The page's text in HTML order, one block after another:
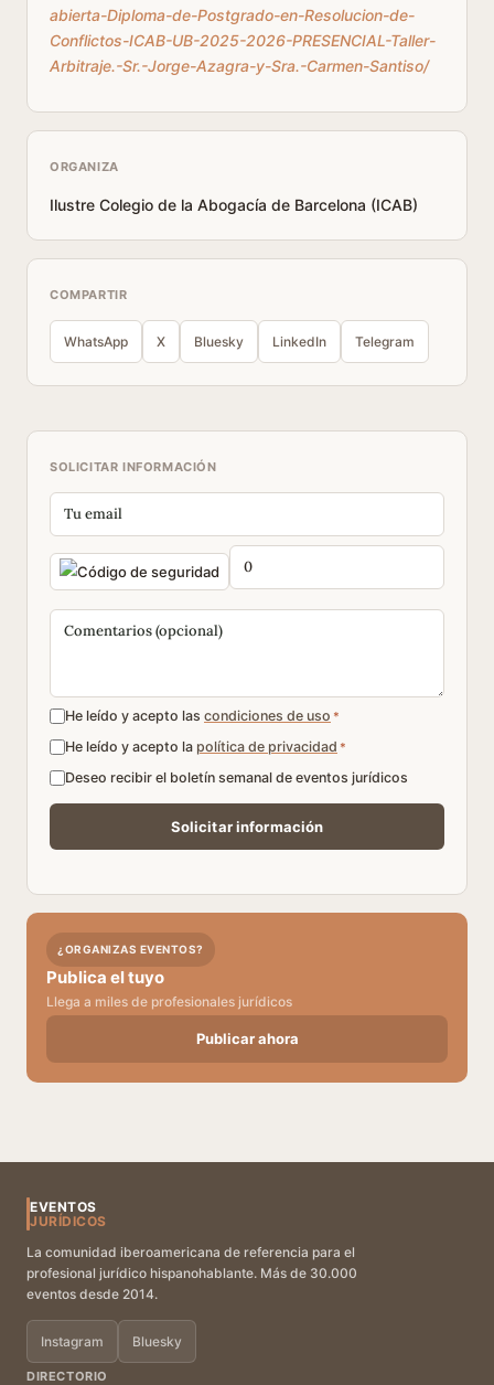
abierta-Diploma-de-Postgrado-en-Resolucion-de-
Conflictos-ICAB-UB-2025-2026-PRESENCIAL-Taller-
Arbitraje.-Sr.-Jorge-Azagra-y-Sra.-Carmen-Santiso/
ORGANIZA
Ilustre Colegio de la Abogacía de Barcelona (ICAB)
COMPARTIR
WhatsApp X Bluesky LinkedIn Telegram
SOLICITAR INFORMACIÓN
He leído y acepto las condiciones de uso *
He leído y acepto la política de privacidad *
Deseo recibir el boletín semanal de eventos jurídicos
¿ORGANIZAS EVENTOS?
Publica el tuyo
Llega a miles de profesionales jurídicos
Publicar ahora
EVENTOS
JURÍDICOS
La comunidad iberoamericana de referencia para el
profesional jurídico hispanohablante. Más de 30.000
eventos desde 2014.
Instagram Bluesky
DIRECTORIO